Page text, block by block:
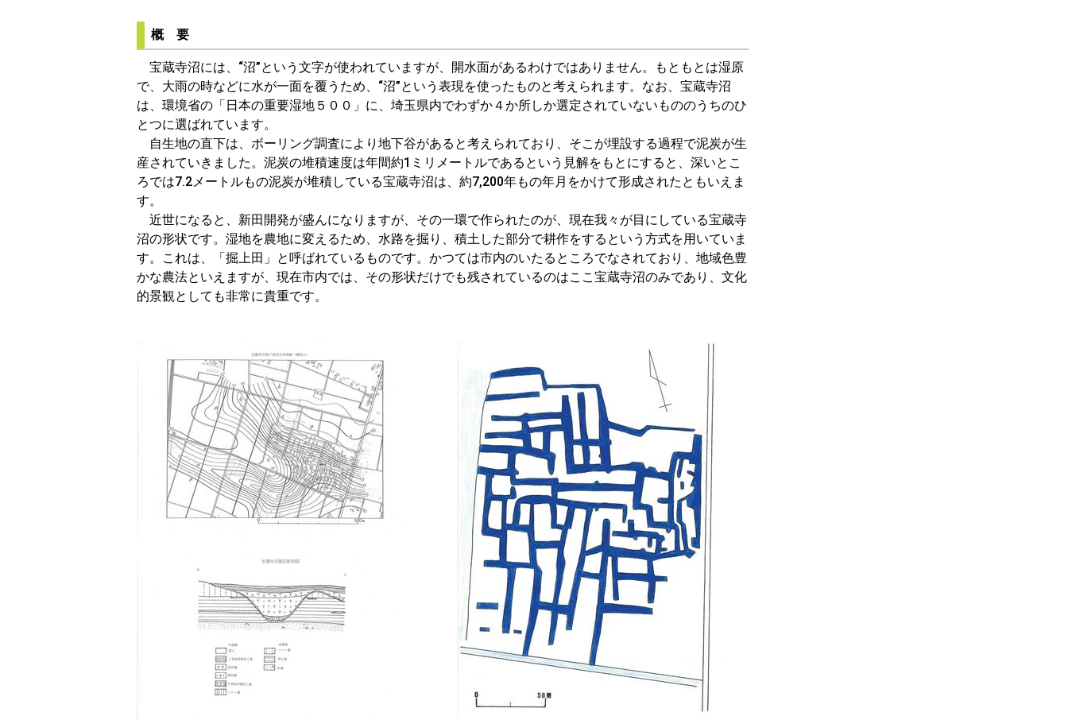
概 要
宝蔵寺沼には、“沼”という文字が使われていますが、開水面があるわけではありません。もともとは湿原
で、大雨の時などに水が一面を覆うため、“沼”という表現を使ったものと考えられます。なお、宝蔵寺沼
は、環境省の「日本の重要湿地５００」に、埼玉県内でわずか４か所しか選定されていないもののうちのひ
とつに選ばれています。
自生地の直下は、ボーリング調査により地下谷があると考えられており、そこが埋設する過程で泥炭が生
産されていきました。泥炭の堆積速度は年間約1ミリメートルであるという見解をもとにすると、深いとこ
ろでは7.2メートルもの泥炭が堆積している宝蔵寺沼は、約7,200年もの年月をかけて形成されたともいえま
す。
近世になると、新田開発が盛んになりますが、その一環で作られたのが、現在我々が目にしている宝蔵寺
沼の形状です。湿地を農地に変えるため、水路を掘り、積土した部分で耕作をするという方式を用いていま
す。これは、「掘上田」と呼ばれているものです。かつては市内のいたるところでなされており、地域色豊
かな農法といえますが、現在市内では、その形状だけでも残されているのはここ宝蔵寺沼のみであり、文化
的景観としても非常に貴重です。